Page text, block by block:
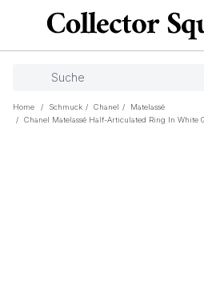
Home / Schmuck / Chanel /
Matelassé
/
Chanel Matelassé Half-Articulated Ring In White